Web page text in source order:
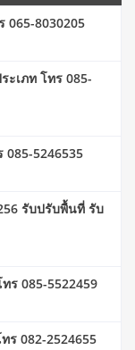
8030205
ะเภท โทร 085-
5246535
รับปรับพื้นที่ รับ
ร 085-5522459
ร 082-2524655